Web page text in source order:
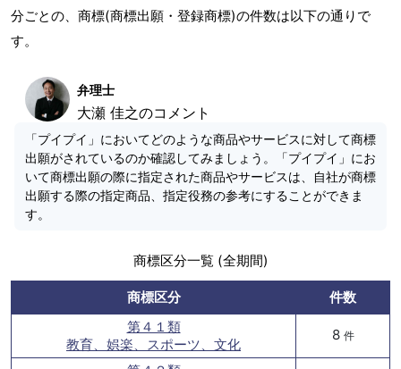
分ごとの、商標(商標出願・登録商標)の件数は以下の通りで
す。
弁理士
大瀬 佳之のコメント
「プイプイ」においてどのような商品やサービスに対して商標
出願がされているのか確認してみましょう。「プイプイ」にお
いて商標出願の際に指定された商品やサービスは、自社が商標
出願する際の指定商品、指定役務の参考にすることができま
す。
商標区分一覧 (全期間)
商標区分
件数
第４１類
教育、娯楽、スポーツ、文化
8 件